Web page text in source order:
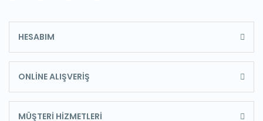
HESABIM
ONLİNE ALIŞVERİŞ
MÜŞTERİ HİZMETLERİ